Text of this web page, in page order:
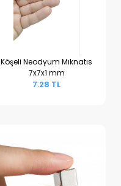
Sepete Ekle
Köşeli Neodyum Mıknatıs
7x7x1 mm
7.28 TL